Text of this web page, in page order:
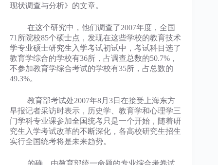
现状调查与分析》的文章。
在这个研究中，他们调查了2007年度，全国
71所院校85个硕士点，发现在这些学校的教育技术
学专业硕士研究生入学考试初试中，考试科目选了
教育学综合的学校有36所，占调查总数的50.7%，
不参加教育学综合考试的学校有35所，占总数的
49.3%。
教育部考试处2007年8月3日在接受上海东方
早报记者采访时表示，历史学、教育学和心理学三
门学科专业课参加全国统考只是一个开始，随着研
究生入学考试改革的不断深化，各高校研究生招生
实行全国统考将是未来趋势。
的确，由教育部统一命题的专业综合考卷试